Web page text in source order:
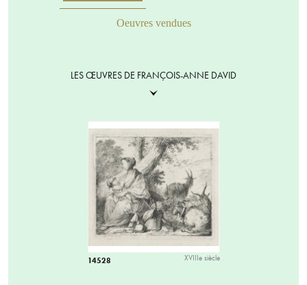
Oeuvres vendues
LES ŒUVRES DE FRANÇOIS-ANNE DAVID
14528 XVIIIe siècle